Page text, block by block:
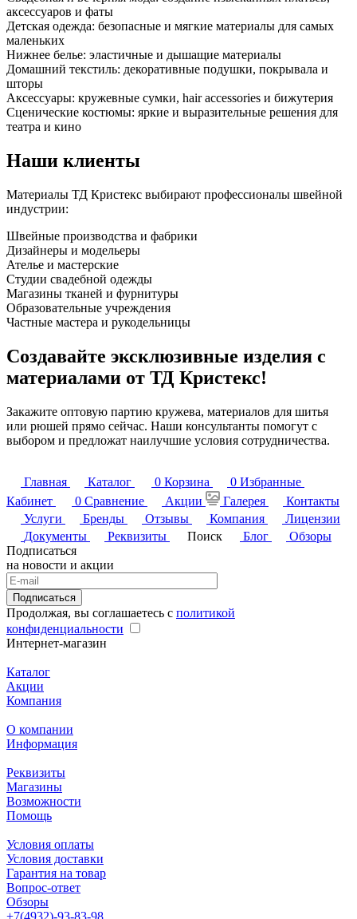
аксессуаров и фаты
Детская одежда: безопасные и мягкие материалы для самых
маленьких
Нижнее белье: эластичные и дышащие материалы
Домашний текстиль: декоративные подушки, покрывала и
шторы
Аксессуары: кружевные сумки, hair accessories и бижутерия
Сценические костюмы: яркие и выразительные решения для
театра и кино
Наши клиенты
Материалы ТД Кристекс выбирают профессионалы швейной
индустрии:
Швейные производства и фабрики
Дизайнеры и модельеры
Ателье и мастерские
Студии свадебной одежды
Магазины тканей и фурнитуры
Образовательные учреждения
Частные мастера и рукодельницы
Создавайте эксклюзивные изделия с
материалами от ТД Кристекс!
Закажите оптовую партию кружева, материалов для шитья
или рюшей прямо сейчас. Наши консультанты помогут с
выбором и предложат наилучшие условия сотрудничества.
Главная Каталог 0 Корзина 0 Избранные
Кабинет
0 Сравнение Акции Галерея
Контакты
Услуги
Бренды Отзывы Компания
Лицензии
Документы
Реквизиты Поиск Блог
Обзоры
Подписаться
на новости и акции
Подписаться
Продолжая, вы соглашаетесь с политикой
конфиденциальности
Интернет-магазин
Каталог
Акции
Компания
О компании
Информация
Реквизиты
Магазины
Возможности
Помощь
Условия оплаты
Условия доставки
Гарантия на товар
Вопрос-ответ
Обзоры
+7(4932)-93-83-98